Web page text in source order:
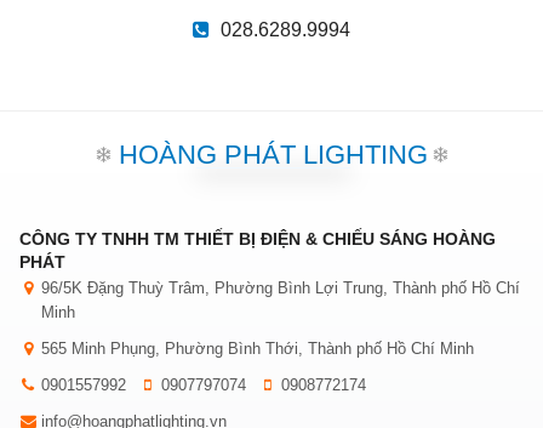
028.6289.9994
HOÀNG PHÁT LIGHTING
CÔNG TY TNHH TM THIẾT BỊ ĐIỆN & CHIẾU SÁNG HOÀNG
PHÁT
96/5K Đặng Thuỳ Trâm, Phường Bình Lợi Trung, Thành phố Hồ Chí
Minh
565 Minh Phụng, Phường Bình Thới, Thành phố Hồ Chí Minh
0901557992
0907797074
0908772174
info@hoangphatlighting.vn